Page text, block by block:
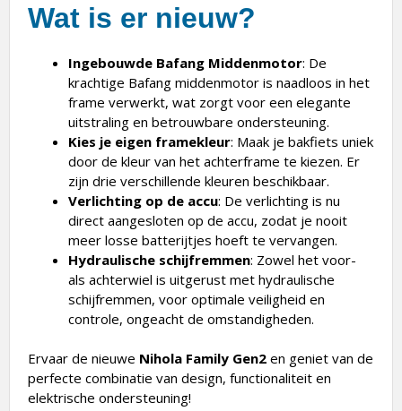
Wat is er nieuw?
Ingebouwde Bafang Middenmotor: De
krachtige Bafang middenmotor is naadloos in het
frame verwerkt, wat zorgt voor een elegante
uitstraling en betrouwbare ondersteuning.
Kies je eigen framekleur: Maak je bakfiets uniek
door de kleur van het achterframe te kiezen. Er
zijn drie verschillende kleuren beschikbaar.
Verlichting op de accu: De verlichting is nu
direct aangesloten op de accu, zodat je nooit
meer losse batterijtjes hoeft te vervangen.
Hydraulische schijfremmen: Zowel het voor-
als achterwiel is uitgerust met hydraulische
schijfremmen, voor optimale veiligheid en
controle, ongeacht de omstandigheden.
Ervaar de nieuwe Nihola Family Gen2 en geniet van de
perfecte combinatie van design, functionaliteit en
elektrische ondersteuning!